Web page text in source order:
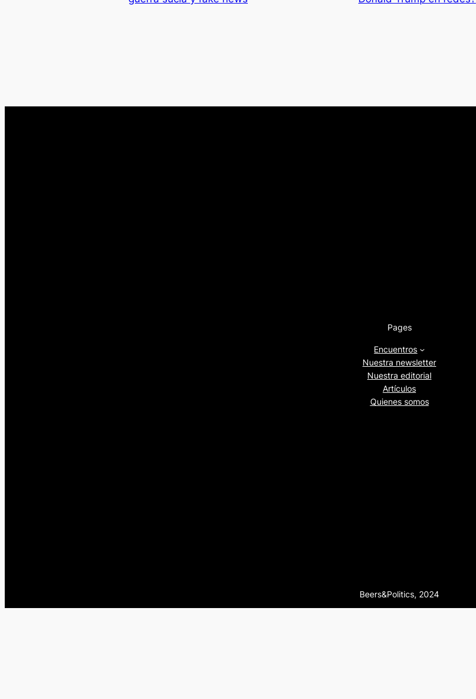
Pages
Encuentros
Nuestra newsletter
Nuestra editorial
Artículos
Quienes somos
Beers&Politics, 2024